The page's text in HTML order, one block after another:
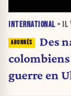
INTERNATIONAL • IL
Des
guerre en